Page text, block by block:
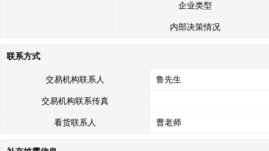
企业类型
内部决策情况
联系方式
交易机构联系人 鲁先生
交易机构联系传真
看货联系人 曹老师